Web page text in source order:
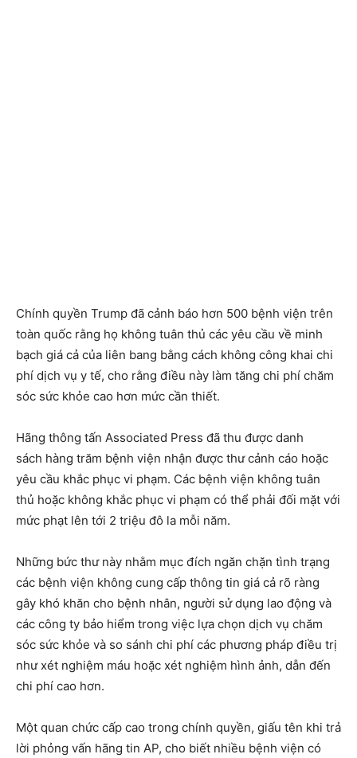
Chính quyền Trump đã cảnh báo hơn 500 bệnh viện trên
toàn quốc rằng họ không tuân thủ các yêu cầu về minh
bạch giá cả của liên bang bằng cách không công khai chi
phí dịch vụ y tế, cho rằng điều này làm tăng chi phí chăm
sóc sức khỏe cao hơn mức cần thiết.
Hãng thông tấn Associated Press đã thu được danh
sách hàng trăm bệnh viện nhận được thư cảnh cáo hoặc
yêu cầu khắc phục vi phạm. Các bệnh viện không tuân
thủ hoặc không khắc phục vi phạm có thể phải đối mặt với
mức phạt lên tới 2 triệu đô la mỗi năm.
Những bức thư này nhằm mục đích ngăn chặn tình trạng
các bệnh viện không cung cấp thông tin giá cả rõ ràng
gây khó khăn cho bệnh nhân, người sử dụng lao động và
các công ty bảo hiểm trong việc lựa chọn dịch vụ chăm
sóc sức khỏe và so sánh chi phí các phương pháp điều trị
như xét nghiệm máu hoặc xét nghiệm hình ảnh, dẫn đến
chi phí cao hơn.
Một quan chức cấp cao trong chính quyền, giấu tên khi trả
lời phỏng vấn hãng tin AP, cho biết nhiều bệnh viện có